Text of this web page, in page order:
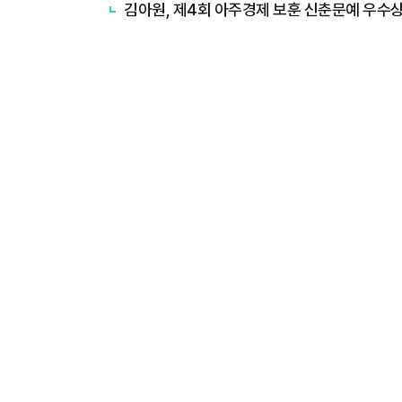
김아원, 제4회 아주경제 보훈 신춘문예 우수